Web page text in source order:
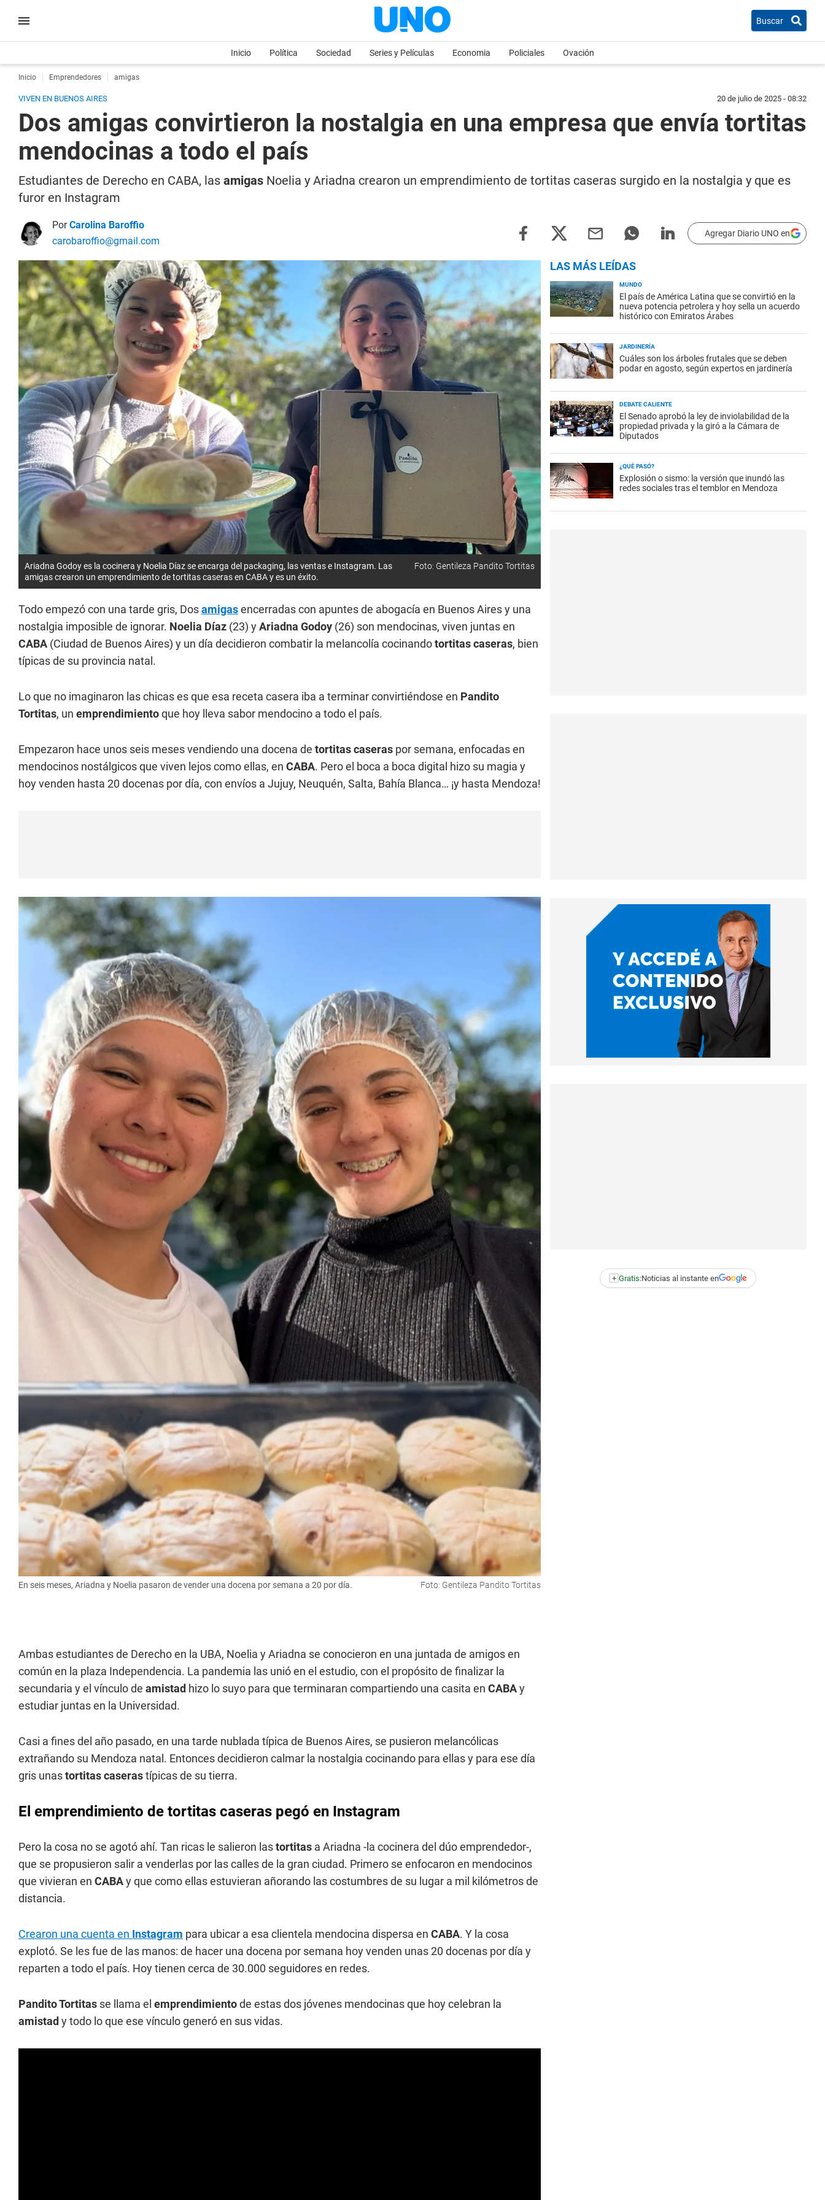
Buscar
Inicio Política Sociedad Series y Películas Economia Policiales Ovación
Inicio Emprendedores amigas
VIVEN EN BUENOS AIRES 20 de julio de 2025 - 08:32
Dos amigas convirtieron la nostalgia en una empresa que envía tortitas
mendocinas a todo el país
Estudiantes de Derecho en CABA, las amigas Noelia y Ariadna crearon un emprendimiento de tortitas caseras surgido en la nostalgia y que es
furor en Instagram
PorCarolina Baroffio
carobaroffio@gmail.com
Agregar Diario UNO en
Ariadna Godoy es la cocinera y Noelia Díaz se encarga del packaging, las ventas e Instagram. Las
amigas crearon un emprendimiento de tortitas caseras en CABA y es un éxito.
Foto: Gentileza Pandito Tortitas
Todo empezó con una tarde gris, Dosamigasencerradas con apuntes de abogacía en Buenos Aires y una
nostalgia imposible de ignorar. Noelia Díaz (23) yAriadna Godoy (26) son mendocinas, viven juntas en
CABA (Ciudad de Buenos Aires) y un día decidieron combatir la melancolía cocinandotortitascaseras, bien
típicas de su provincia natal.
Lo que no imaginaron las chicas es que esa receta casera iba a terminar convirtiéndose en Pandito
Tortitas, un emprendimientoque hoy lleva sabor mendocino a todo el país.
Empezaron hace unos seis meses vendiendo una docena de tortitas caseras por semana, enfocadas en
mendocinos nostálgicos que viven lejos como ellas, en CABA. Pero el boca a boca digital hizo su magia y
hoy venden hasta 20 docenas por día, con envíos a Jujuy, Neuquén, Salta, Bahía Blanca… ¡y hasta Mendoza!
En seis meses, Ariadna y Noelia pasaron de vender una docena por semana a 20 por día. Foto: Gentileza Pandito Tortitas
Ambas estudiantes de Derecho en la UBA, Noelia y Ariadna se conocieron en una juntada de amigos en
común en la plaza Independencia. La pandemia las unió en el estudio, con el propósito de finalizar la
secundaria y el vínculo de amistad hizo lo suyo para que terminaran compartiendo una casita en CABAy
estudiar juntas en la Universidad.
Casi a fines del año pasado, en una tarde nublada típica de Buenos Aires, se pusieron melancólicas
extrañando su Mendoza natal. Entonces decidieron calmar la nostalgia cocinando para ellas y para ese día
gris unastortitascaserastípicas de su tierra.
El emprendimiento de tortitas caseras pegó en Instagram
Pero la cosa no se agotó ahí. Tan ricas le salieron lastortitas a Ariadna -la cocinera del dúo emprendedor-,
que se propusieron salir a venderlas por las calles de la gran ciudad. Primero se enfocaron en mendocinos
que vivieran en CABAy que como ellas estuvieran añorando las costumbres de su lugar a mil kilómetros de
distancia.
Crearon una cuenta en Instagram para ubicar a esa clientela mendocina dispersa en CABA. Y la cosa
explotó. Se les fue de las manos: de hacer una docena por semana hoy venden unas 20 docenas por día y
reparten a todo el país. Hoy tienen cerca de 30.000 seguidores en redes.
Pandito Tortitas se llama el emprendimientode estas dos jóvenes mendocinas que hoy celebran la
amistad y todo lo que ese vínculo generó en sus vidas.
LAS MÁS LEÍDAS
MUNDO
El país de América Latina que se convirtió en la
nueva potencia petrolera y hoy sella un acuerdo
histórico con Emiratos Árabes
JARDINERÍA
Cuáles son los árboles frutales que se deben
podar en agosto, según expertos en jardinería
DEBATE CALIENTE
El Senado aprobó la ley de inviolabilidad de la
propiedad privada y la giró a la Cámara de
Diputados
¿QUÉ PASÓ?
Explosión o sismo: la versión que inundó las
redes sociales tras el temblor en Mendoza
+ Gratis:Noticias al instante en